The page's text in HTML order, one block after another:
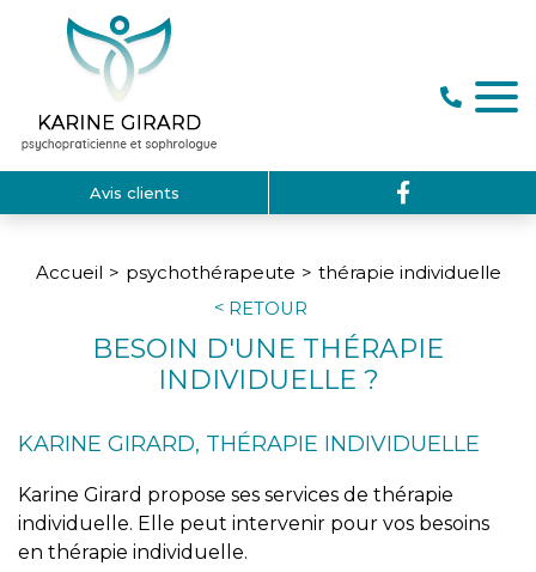
Avis clients
Accueil psychothérapeute thérapie individuelle
RETOUR
BESOIN D'UNE THÉRAPIE
INDIVIDUELLE ?
KARINE GIRARD, THÉRAPIE INDIVIDUELLE
Karine Girard propose ses services de thérapie
individuelle. Elle peut intervenir pour vos besoins
en thérapie individuelle.